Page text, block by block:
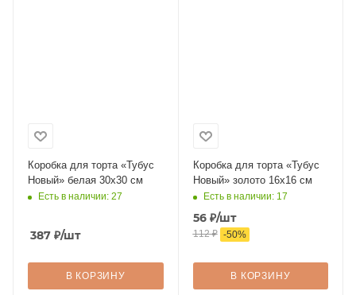
Коробка для торта «Тубус
Новый» белая 30х30 см
Есть в наличии: 27
387 ₽/шт
В КОРЗИНУ
Коробка для торта «Тубус
Новый» золото 16х16 см
Есть в наличии: 17
56₽/шт
112₽ -50%
В КОРЗИНУ